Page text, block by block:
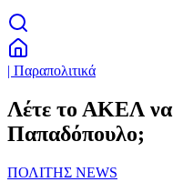
| Παραπολιτικά
Λέτε το ΑΚΕΛ να
Παπαδόπουλο;
ΠΟΛΙΤΗΣ NEWS